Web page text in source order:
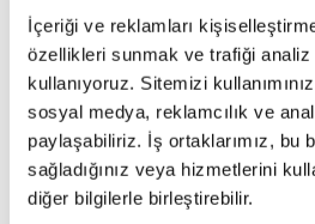
İçeriği ve reklamları
özellikleri sunmak ve trafiği
kullanıyoruz. Sitemizi
sosyal medya, reklamcılık ve
paylaşabiliriz. İş ortaklarımız, bu
sağladığınız veya hizmetlerini
diğer bilgilerle birleştirebilir.